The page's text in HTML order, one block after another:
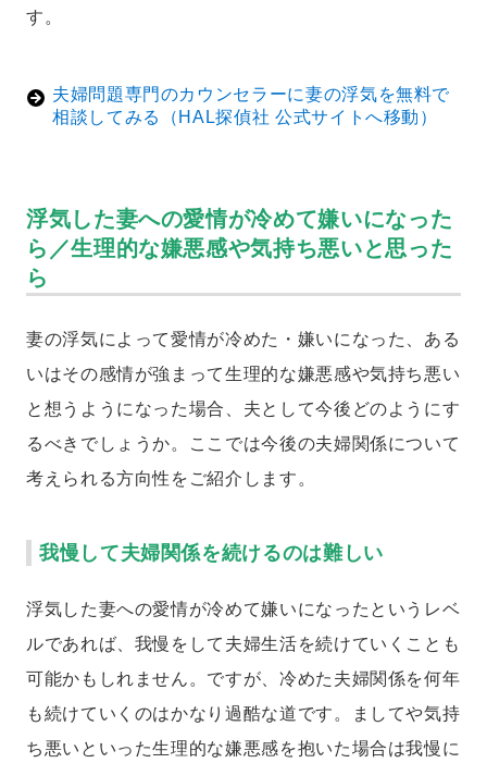
す。
夫婦問題専門のカウンセラーに妻の浮気を無料で
相談してみる（HAL探偵社 公式サイトへ移動）
浮気した妻への愛情が冷めて嫌いになった
ら／生理的な嫌悪感や気持ち悪いと思った
ら
妻の浮気によって愛情が冷めた・嫌いになった、ある
いはその感情が強まって生理的な嫌悪感や気持ち悪い
と想うようになった場合、夫として今後どのようにす
るべきでしょうか。ここでは今後の夫婦関係について
考えられる方向性をご紹介します。
我慢して夫婦関係を続けるのは難しい
浮気した妻への愛情が冷めて嫌いになったというレベ
ルであれば、我慢をして夫婦生活を続けていくことも
可能かもしれません。ですが、冷めた夫婦関係を何年
も続けていくのはかなり過酷な道です。ましてや気持
ち悪いといった生理的な嫌悪感を抱いた場合は我慢に